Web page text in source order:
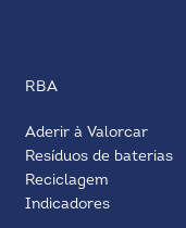
RBA
Aderir à Valorcar
Resíduos de baterias
Reciclagem
Indicadores